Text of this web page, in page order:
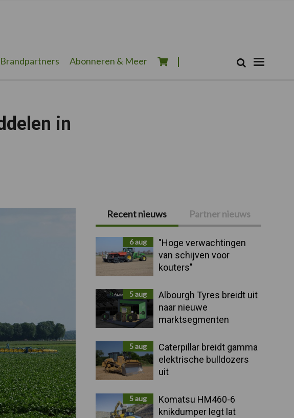
Brandpartners Abonneren & Meer Zoek
in
Primaire
Sidebar
Recent nieuws Partner nieuws
6 aug
"Hoge verwachtingen
van schijven voor
kouters"
5 aug
Albourgh Tyres breidt uit
naar nieuwe
marktsegmenten
5 aug
Caterpillar breidt gamma
elektrische bulldozers
uit
5 aug
Komatsu HM460-6
knikdumper legt lat